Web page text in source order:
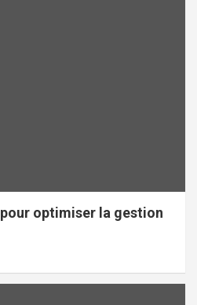
optimiser la gestion